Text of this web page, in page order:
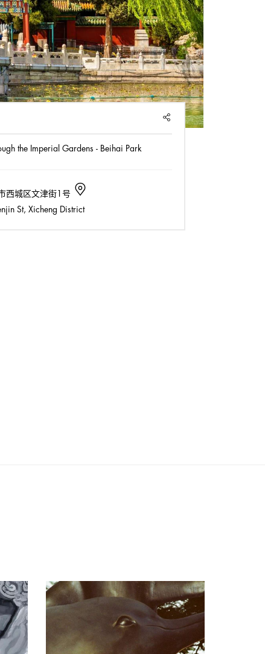
SHARE
the Imperial Gardens - Beihai Park
西城区文津街1号
St, Xicheng District